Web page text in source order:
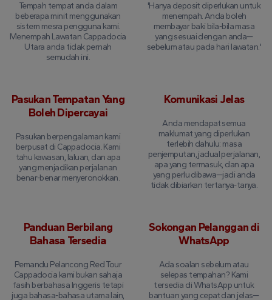
Tempah tempat anda dalam
beberapa minit menggunakan
sistem mesra pengguna kami.
Menempah Lawatan Cappadocia
Utara anda tidak pernah
semudah ini.
'Hanya deposit diperlukan untuk
menempah. Anda boleh
membayar baki bila-bila masa
yang sesuai dengan anda—
sebelum atau pada hari lawatan.'
Pasukan Tempatan Yang
Boleh Dipercayai
Pasukan berpengalaman kami
berpusat di Cappadocia. Kami
tahu kawasan, laluan, dan apa
yang menjadikan perjalanan
benar-benar menyeronokkan.
Komunikasi Jelas
Anda mendapat semua
maklumat yang diperlukan
terlebih dahulu: masa
penjemputan, jadual perjalanan,
apa yang termasuk, dan apa
yang perlu dibawa—jadi anda
tidak dibiarkan tertanya-tanya.
Panduan Berbilang
Bahasa Tersedia
Pemandu Pelancong Red Tour
Cappadocia kami bukan sahaja
fasih berbahasa Inggeris tetapi
juga bahasa-bahasa utama lain,
Sokongan Pelanggan di
WhatsApp
Ada soalan sebelum atau
selepas tempahan? Kami
tersedia di WhatsApp untuk
bantuan yang cepat dan jelas—